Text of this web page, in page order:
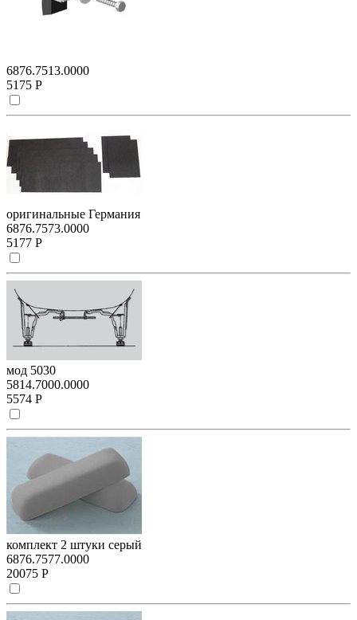
6876.7513.0000
5175 Р
оригинальные Германия
6876.7573.0000
5177 Р
мод 5030
5814.7000.0000
5574 Р
комплект 2 штуки серый
6876.7577.0000
20075 Р